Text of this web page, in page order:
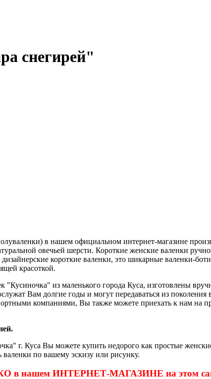
снегирей"
в нашем официальном интернет-магазине
овечьей шерсти. Короткие женские валенки
короткие валенки, это шикарные валенки-
красоткой.
"Кусиночка" из маленького города Куса, изготовлены
Вам долгие годы и могут передаваться из
компаниями, Вы также можете приехать к нам на
г. Куса Вы можете купить недорого как простые
по вашему эскизу или рисунку.
в нашем ИНТЕРНЕТ-МАГАЗИНЕ на этом